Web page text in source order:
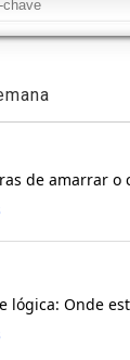
de amarrar o
lógica: Onde